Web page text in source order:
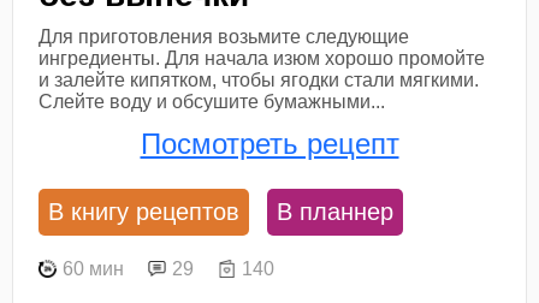
Для приготовления возьмите следующие
ингредиенты. Для начала изюм хорошо промойте
и залейте кипятком, чтобы ягодки стали мягкими.
Слейте воду и обсушите бумажными...
Посмотреть рецепт
В книгу рецептов В планнер
60 мин 29 140